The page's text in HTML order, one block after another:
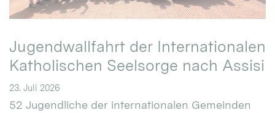
Jugendwallfahrt der Internationalen
Katholischen Seelsorge nach Assisi
23. Juli 2026
52 Jugendliche der internationalen Gemeinden